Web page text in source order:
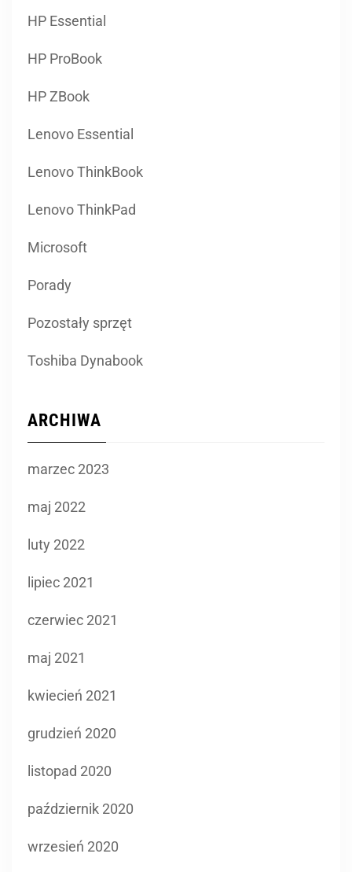
HP Essential
HP ProBook
HP ZBook
Lenovo Essential
Lenovo ThinkBook
Lenovo ThinkPad
Microsoft
Porady
Pozostały sprzęt
Toshiba Dynabook
ARCHIWA
marzec 2023
maj 2022
luty 2022
lipiec 2021
czerwiec 2021
maj 2021
kwiecień 2021
grudzień 2020
listopad 2020
październik 2020
wrzesień 2020